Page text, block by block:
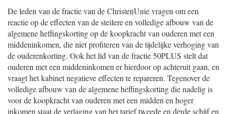
De leden van de fractie van de ChristenUnie vragen om een
reactie op de effecten van de steilere en volledige afbouw van de
algemene heffingskorting op de koopkracht van ouderen met een
middeninkomen, die niet profiteren van de tijdelijke verhoging van
de ouderenkorting. Ook het lid van de fractie 50PLUS stelt dat
ouderen met een middeninkomen er hierdoor op achteruit gaan, en
vraagt het kabinet negatieve effecten te repareren. Tegenover de
volledige afbouw van de algemene heffingskorting die nadelig is
voor de koopkracht van ouderen met een midden en hoger
inkomen staat de verlaging van het tarief tweede en derde schijf en